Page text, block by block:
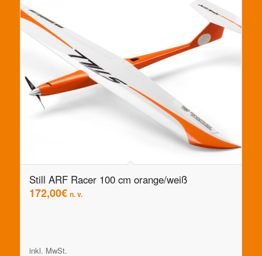
Still ARF Racer 100 cm orange/weiß
172,00€ n. v.
inkl. MwSt.